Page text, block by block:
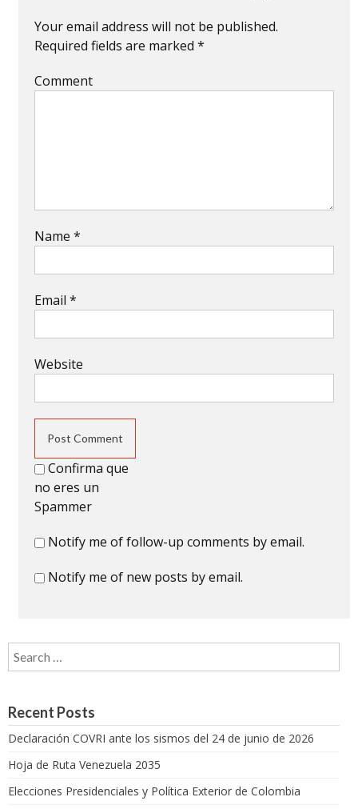
Your email address will not be published.
Required fields are marked *
Comment
Name *
Email *
Website
Confirma que
no eres un
Spammer
Notify me of follow-up comments by email.
Notify me of new posts by email.
Search for:
Recent Posts
Declaración COVRI ante los sismos del 24 de junio de 2026
Hoja de Ruta Venezuela 2035
Elecciones Presidenciales y Política Exterior de Colombia